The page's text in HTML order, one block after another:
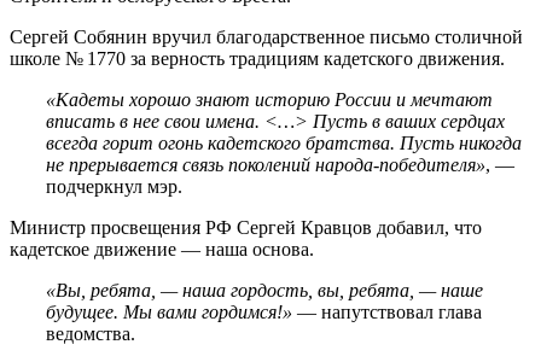
Сергей Собянин вручил благодарственное письмо столичной
школе № 1770 за верность традициям кадетского движения.
«Кадеты хорошо знают историю России и мечтают
вписать в нее свои имена. <…> Пусть в ваших сердцах
всегда горит огонь кадетского братства. Пусть никогда
не прерывается связь поколений народа-победителя», —
подчеркнул мэр.
Министр просвещения РФ Сергей Кравцов добавил, что
кадетское движение — наша основа.
«Вы, ребята, — наша гордость, вы, ребята, — наше
будущее. Мы вами гордимся!» — напутствовал глава
ведомства.